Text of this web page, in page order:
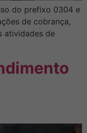
do prefixo 0304 e
de cobrança,
atividades de